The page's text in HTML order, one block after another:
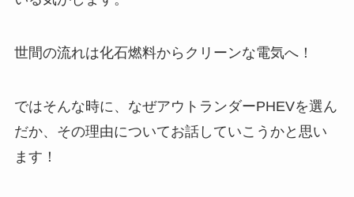
世間の流れは化石燃料からクリーンな電気へ！
ではそんな時に、なぜアウトランダーPHEVを選ん
だか、その理由についてお話していこうかと思い
ます！